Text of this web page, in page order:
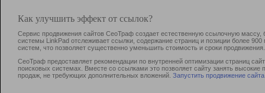
Как улучшить эффект от ссылок?
Сервис продвижения сайтов СеоТраф создает естественную ссылочную
системы LinkPad отслеживает ссылки, содержание страниц и позиции более
систем, что позволяет существенно уменьшить стоимость и сроки продвижения.
СеоТраф предоставляет рекомендации по внутренней оптимизации страниц
поисковых системах. Вместе со ссылками это позволяет сайту занять
продаж, не требующих дополнительных вложений. Запустить продвижение сайта